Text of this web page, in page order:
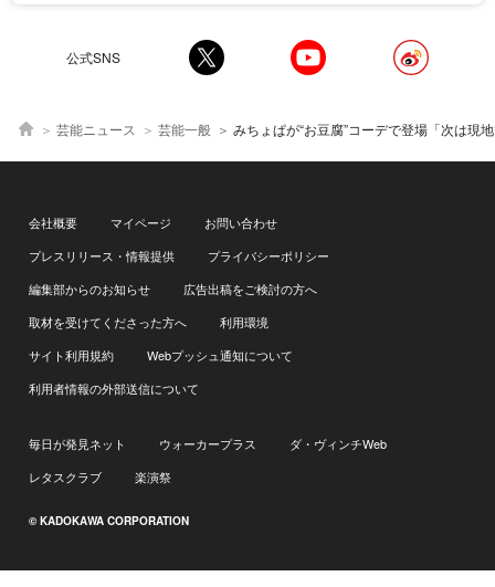
公式SNS
芸能ニュース 芸能一般 みちょぱが“お豆腐”コーデで登場「次は現地で味わいたい！」佐賀
会社概要 マイページ
お問い合わせ
プレスリリース・情報提供
プライバシーポリシー
編集部からのお知らせ
広告出稿をご検討の方へ
取材を受けてくださった方へ
利用環境
サイト利用規約
Webプッシュ通知について
利用者情報の外部送信について
毎日が発見ネット ウォーカープラス
ダ・ヴィンチWeb
レタスクラブ
楽演祭
© KADOKAWA CORPORATION